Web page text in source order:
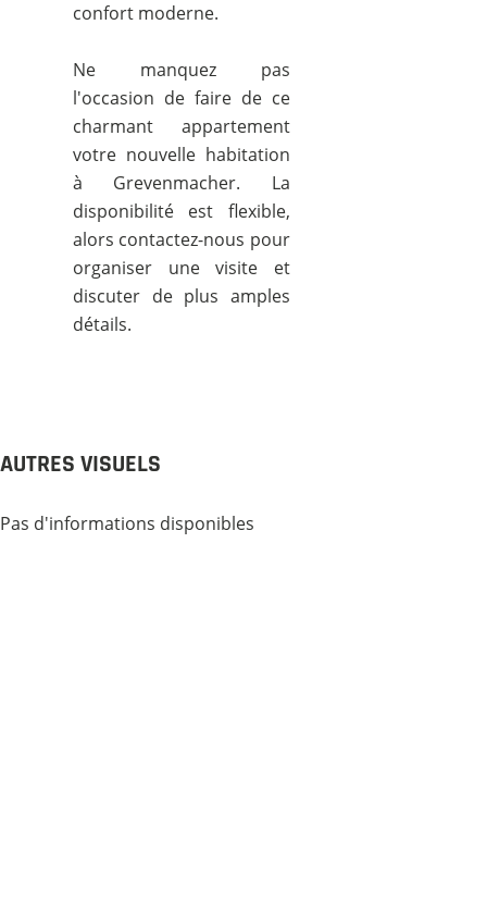
confort moderne.
Ne manquez pas
l'occasion de faire de ce
charmant appartement
votre nouvelle habitation
à Grevenmacher. La
disponibilité est flexible,
alors contactez-nous pour
organiser une visite et
discuter de plus amples
détails.
AUTRES VISUELS
Pas d'informations disponibles